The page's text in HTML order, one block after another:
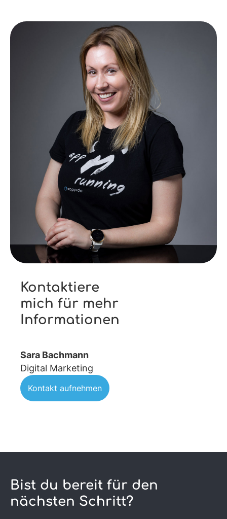
Kontaktiere
mich für mehr
Informationen
Sara Bachmann
Digital Marketing
Kontakt aufnehmen
Bist du bereit für den
nächsten Schritt?